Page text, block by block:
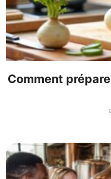
Comment